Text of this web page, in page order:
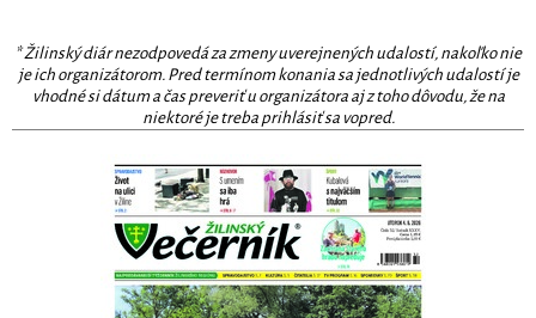
* Žilinský diár nezodpovedá za zmeny uverejnených udalostí, nakoľko nie
je ich organizátorom. Pred termínom konania sa jednotlivých udalostí je
vhodné si dátum a čas preveriť u organizátora aj z toho dôvodu, že na
niektoré je treba prihlásiť sa vopred.